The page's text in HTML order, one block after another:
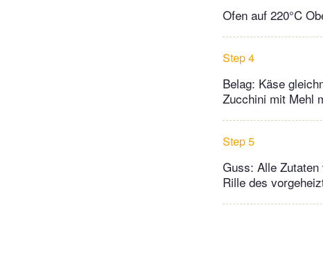
Ofen auf 220°C
Step 4
Belag: Käse
Zucchini mit Mehl
Step 5
Guss: Alle
Rille des